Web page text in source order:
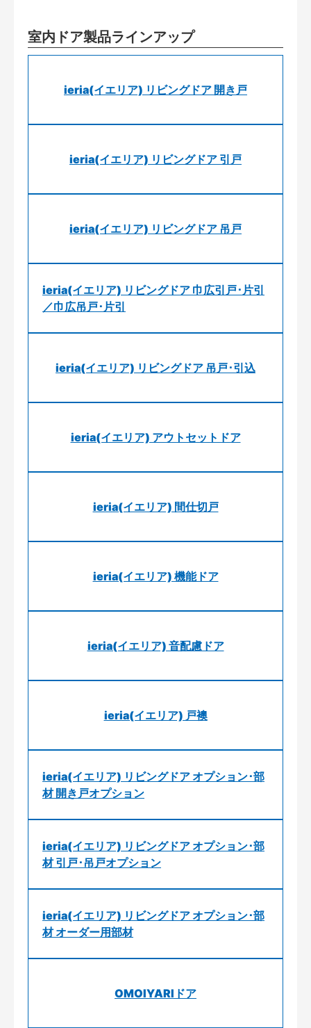
室内ドア製品ラインアップ
ieria(イエリア) リビングドア 開き戸
ieria(イエリア) リビングドア 引戸
ieria(イエリア) リビングドア 吊戸
ieria(イエリア) リビングドア 巾広引戸･片引
／巾広吊戸･片引
ieria(イエリア) リビングドア 吊戸･引込
ieria(イエリア) アウトセットドア
ieria(イエリア) 間仕切戸
ieria(イエリア) 機能ドア
ieria(イエリア) 音配慮ドア
ieria(イエリア) 戸襖
ieria(イエリア) リビングドア オプション･部
材 開き戸オプション
ieria(イエリア) リビングドア オプション･部
材 引戸･吊戸オプション
ieria(イエリア) リビングドア オプション･部
材 オーダー用部材
OMOIYARIドア